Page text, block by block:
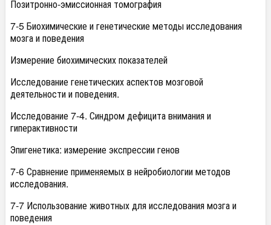
Позитронно-эмиссионная томография
7-5 Биохимические и генетические методы исследования
мозга и поведения
Измерение биохимических показателей
Исследование генетических аспектов мозговой
деятельности и поведения.
Исследование 7-4. Синдром дефицита внимания и
гиперактивности
Эпигенетика: измерение экспрессии генов
7-6 Сравнение применяемых в нейробиологии методов
исследования.
7-7 Использование животных для исследования мозга и
поведения